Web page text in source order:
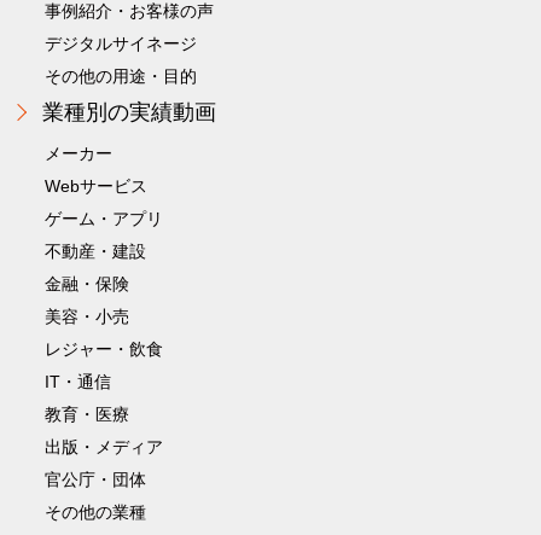
事例紹介・お客様の声
デジタルサイネージ
その他の用途・目的
業種別の実績動画
メーカー
Webサービス
ゲーム・アプリ
不動産・建設
金融・保険
美容・小売
レジャー・飲食
IT・通信
教育・医療
出版・メディア
官公庁・団体
その他の業種